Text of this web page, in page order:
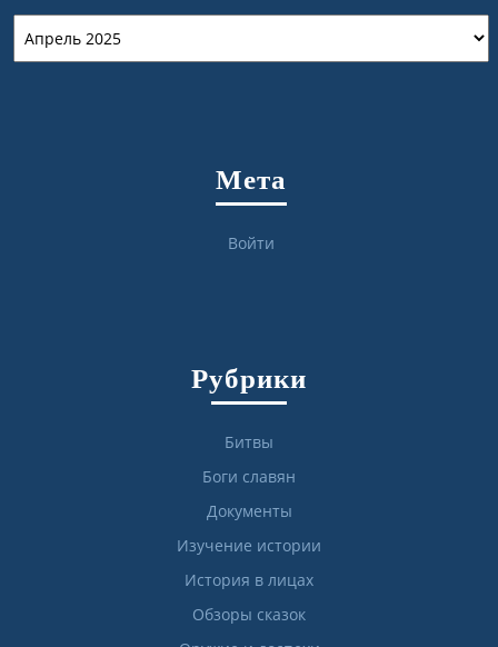
Мета
Войти
Рубрики
Битвы
Боги славян
Документы
Изучение истории
История в лицах
Обзоры сказок